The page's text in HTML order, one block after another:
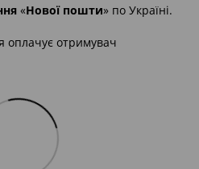
«Нової пошти» по Україні.
оплачує отримувач